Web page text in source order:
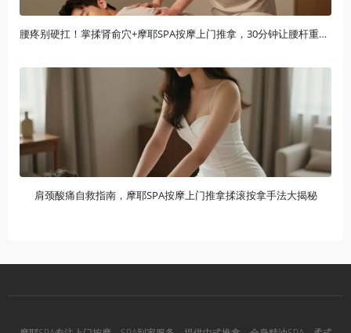
腰疼别硬扛！掌揉肾俞穴+摩耶SPA按摩上门推拿，30分钟让腰杆重获新生
肩颈酸痛自救指南，摩耶SPA按摩上门推拿揉滚按拿手法大揭秘